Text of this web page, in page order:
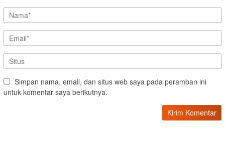
Simpan nama, email, dan situs web saya pada peramban ini
untuk komentar saya berikutnya.